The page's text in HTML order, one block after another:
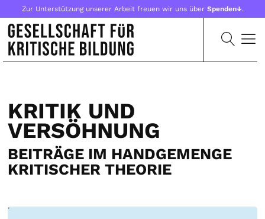
Zur Unterstützung unserer Arbeit freuen wir uns über Spenden↓.
KRITIK UND
VERSÖHNUNG
BEITRÄGE IM HANDGEMENGE
KRITISCHER THEORIE